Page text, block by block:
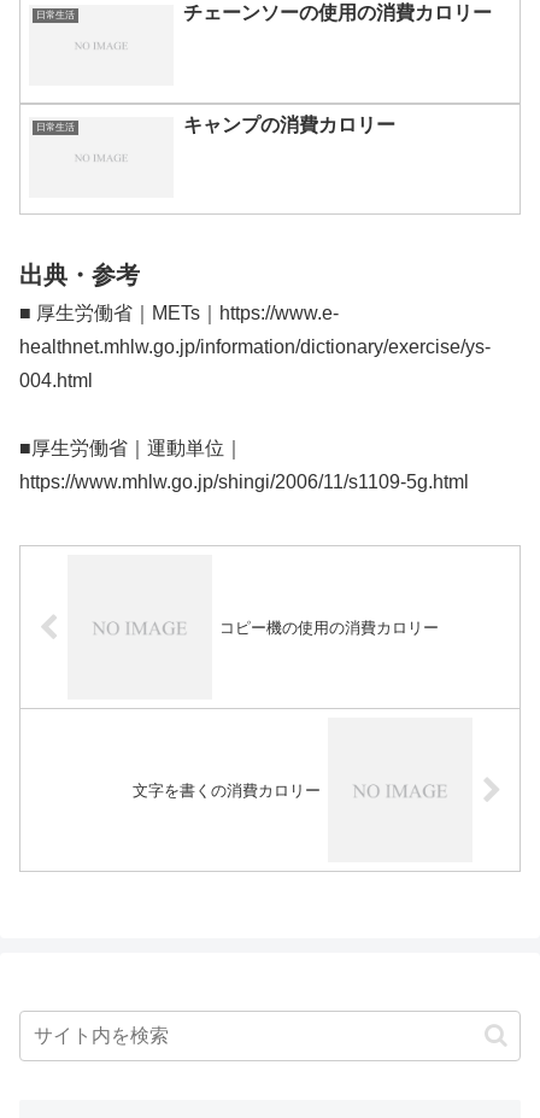
日常生活 チェーンソーの使用の消費カロリー
日常生活 キャンプの消費カロリー
出典・参考
■ 厚生労働省｜METs｜https://www.e-
healthnet.mhlw.go.jp/information/dictionary/exercise/ys-
004.html
■厚生労働省｜運動単位｜
https://www.mhlw.go.jp/shingi/2006/11/s1109-5g.html
コピー機の使用の消費カロリー
文字を書くの消費カロリー